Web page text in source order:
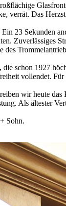
verrät. Das
Ein 23 Sekunden
Zuverlässiges
des
schon 1927
vollendet.
wir heute das
Als ältester
Sohn.